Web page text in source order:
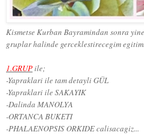
Kismetse Kurban Bayramindan sonra
gruplar halinde gerceklestirecegim
1.GRUPile;
-Yapraklari ile tam detayli GÜL
-Yapraklari ile SAKAYIK
-Dalinda MANOLYA
-ORTANCA BUKETI
-PHALAENOPSIS ORKIDE calisacagiz...